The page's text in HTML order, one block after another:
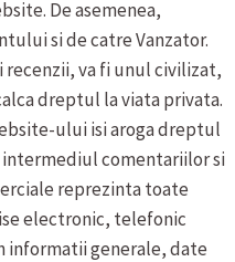
De asemenea,
si de catre Vanzator.
va fi unul civilizat,
dreptul la viata privata.
ului isi aroga dreptul
comentariilor si
reprezinta toate
electronic, telefonic
informatii generale, date